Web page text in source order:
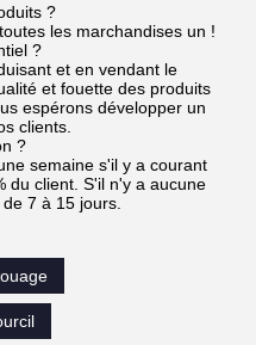
?
les marchandises un !
?
et en vendant le
et fouette des produits
espérons développer un
clients.
?
semaine s'il y a courant
du client. S'il n'y a aucune
7 à 15 jours.